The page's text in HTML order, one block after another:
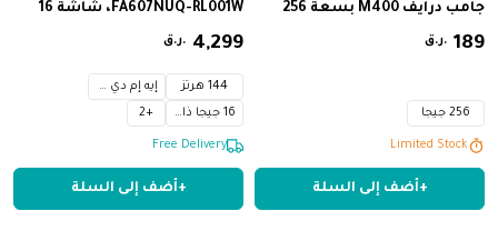
جامب درايف M400 بسعة 256
ر.ق. 189
256 جيجا
Limited Stock
+أضف إلى السلة
FA607NUQ-RL001W، شاشة 16
3.2 جيجاهرتز، معالج رسومات
ذاكرة وصول عشوائي 6 جيجابايت
ر.ق. 4,299
144 هرتز
إيه إم دي رايزن 7
16 جيجا ذاكرة
+
2
Limited Stock
+أضف إلى السلة